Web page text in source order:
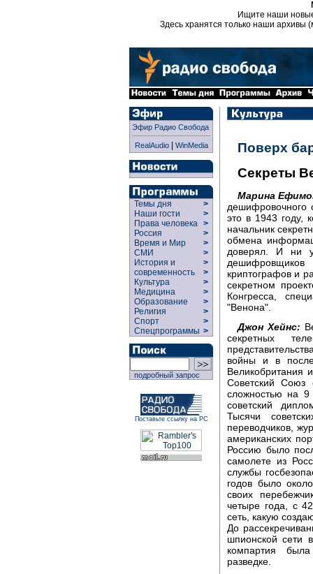
Ищите наши
Здесь хранятся только наши архивы
Эфир Радио Свобода
RealAudio| WinMedia
Темы дня
>
Наши гости
>
Права человека >
Россия
>
Время и Мир
>
СМИ
>
История и
современность
>
>
Культура
>
Медицина
>
Образование
>
Религия
>
Спорт
>
Спецпрограммы >
подробный запрос
Поставьте ссылку на РС
Поверх
Секреты
Марина
дешифровочного
это в 1943 году,
начальник
обмена
доверял. И ни
криптографов и
секретном
Конгресса,
"Венона".
Джон Хейнс:
секретных
войны и в
Советский Союз
сложностью на 9
советский
Тысячи
переводчиков,
американских
Россию было
самолете из
службы
годов было
своих
четыре года, с
сеть, какую
До
шпионской сети
компартия
разведке.